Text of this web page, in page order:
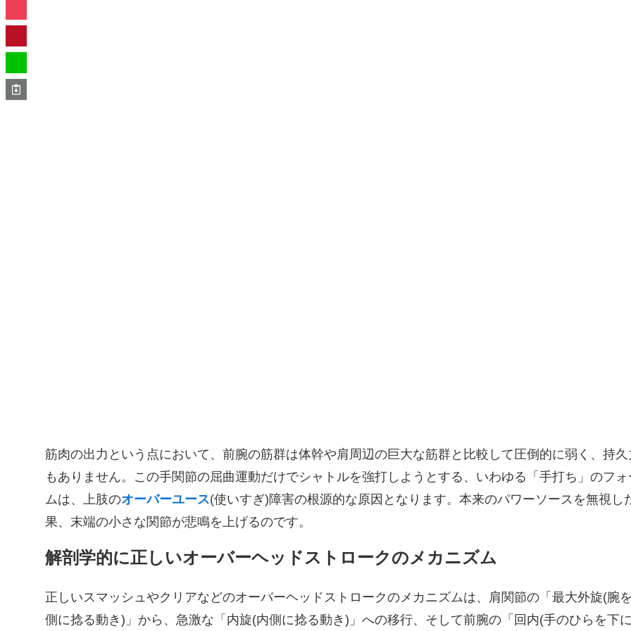
筋肉の出力という点において、前腕の筋群は体幹や肩周辺の巨大な筋群と比較して圧倒的に弱く、持久
もありません。この手関節の屈曲運動だけでシャトルを強打しようとする、いわゆる「手打ち」のフォ
ムは、上肢のオーバーユース(使いすぎ)障害の根源的な原因となります。本来のパワーソースを無視し
果、末端の小さな関節が悲鳴を上げるのです。
解剖学的に正しいオーバーヘッドストロークのメカニズム
正しいスマッシュやクリアなどのオーバーヘッドストロークのメカニズムは、肩関節の「最大外旋(腕
側に捻る動き)」から、急激な「内旋(内側に捻る動き)」への移行、そして前腕の「回内(手のひらを下